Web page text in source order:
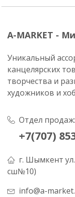
A-MARKET -
Уникальный
канцелярских
творчества и
художников и
Отдел продаж:
+7(707)
г. Шымкент
сш№10)
info@a-